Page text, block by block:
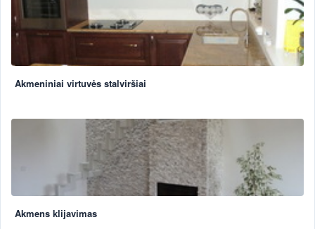
Akmeniniai virtuvės stalviršiai
Akmens klijavimas